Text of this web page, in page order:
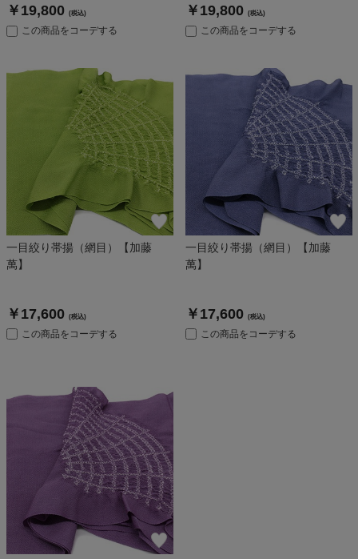
￥19,800 (税込)
この商品をコーデする
￥19,800 (税込)
この商品をコーデする
一目絞り帯揚（網目）【加藤
萬】
￥17,600 (税込)
この商品をコーデする
一目絞り帯揚（網目）【加藤
萬】
￥17,600 (税込)
この商品をコーデする